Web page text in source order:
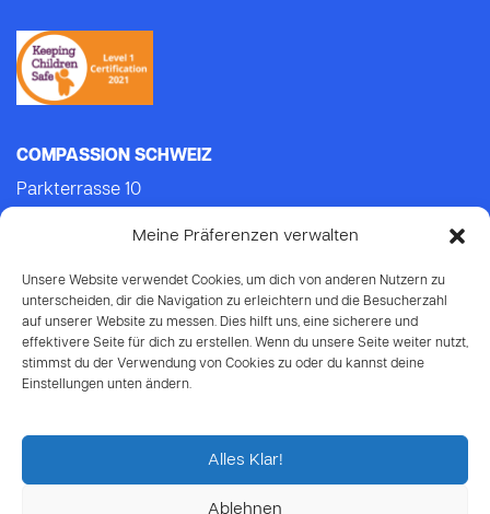
Meine Präferenzen verwalten
Unsere Website verwendet Cookies, um dich von anderen Nutzern zu
unterscheiden, dir die Navigation zu erleichtern und die Besucherzahl
auf unserer Website zu messen. Dies hilft uns, eine sicherere und
effektivere Seite für dich zu erstellen. Wenn du unsere Seite weiter nutzt,
stimmst du der Verwendung von Cookies zu oder du kannst deine
Einstellungen unten ändern.
Alles Klar!
Ablehnen
COMPASSION SCHWEIZ
Parkterrasse 10
Tel.: +41 (0)31 552 21 21 (Mo-Do: 9.00-14.00)
E-mail:info@compassion.ch
IBAN CH93 8080 8007 6814 3434 7
Deine Spende
an Compassion ist
steuerabzugsberechtigt.